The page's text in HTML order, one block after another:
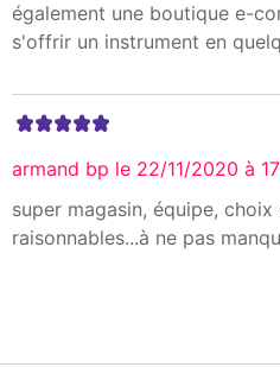
également une boutique e-
s'offrir un instrument en
armand bp le 22/11/2020 à
super magasin, équipe,
raisonnables...à ne pas